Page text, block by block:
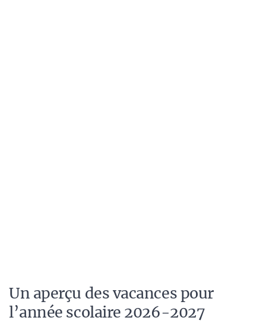
Un aperçu des vacances pour
l’année scolaire 2026-2027